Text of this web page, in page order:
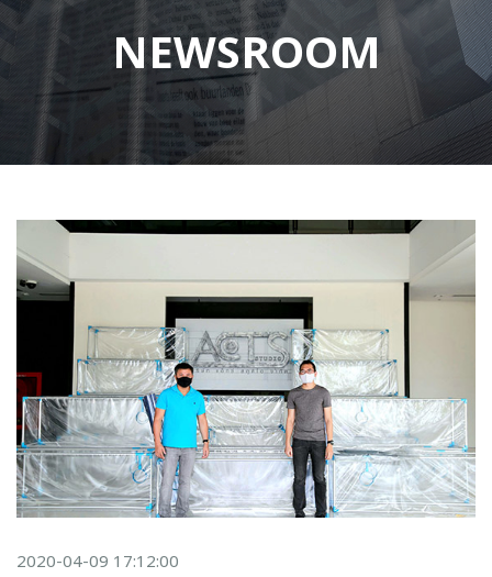
NEWSROOM
2020-04-09 17:12:00